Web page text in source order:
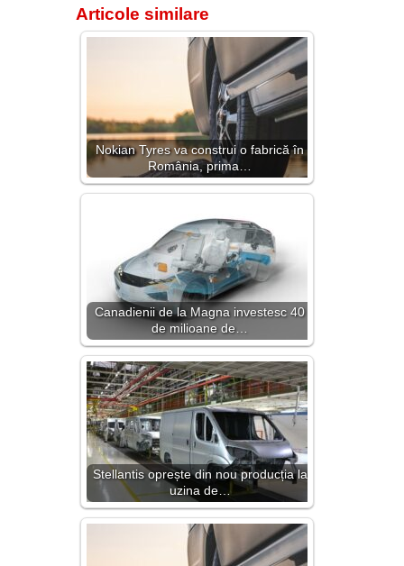
Articole similare
Nokian Tyres va construi o fabrică în
România, prima…
Canadienii de la Magna investesc 40
de milioane de…
Stellantis oprește din nou producția la
uzina de…